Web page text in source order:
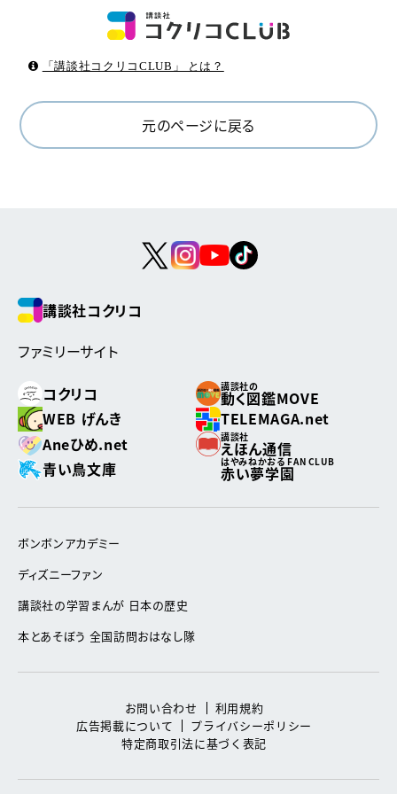
「講談社コクリコCLUB」 とは？
元のページに戻る
講談社コクリコ
ファミリーサイト
コクリコ
講談社の
動く図鑑MOVE
WEB げんき
TELEMAGA.net
Aneひめ.net
講談社
えほん通信
青い鳥文庫
はやみねかおる FAN CLUB
赤い夢学園
ボンボンアカデミー
ディズニーファン
講談社の学習まんが 日本の歴史
本とあそぼう 全国訪問おはなし隊
お問い合わせ
利用規約
広告掲載について
プライバシーポリシー
特定商取引法に基づく表記